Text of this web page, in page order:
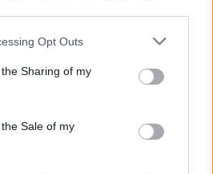
Opt Outs
Sharing of my
Sale of my
për
vaksinat aktuale ende